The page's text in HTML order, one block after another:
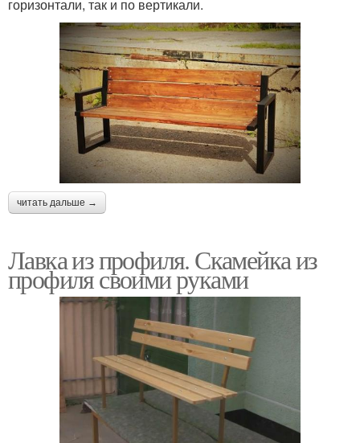
горизонтали, так и по вертикали.
читать дальше →
Лавка из профиля. Скамейка из
профиля своими руками